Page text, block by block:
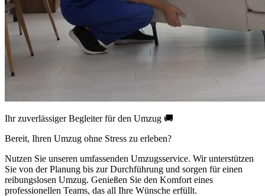
Ihr zuverlässiger Begleiter für den Umzug 🚚
Bereit, Ihren Umzug ohne Stress zu erleben?
Nutzen Sie unseren umfassenden Umzugsservice. Wir unterstützen
Sie von der Planung bis zur Durchführung und sorgen für einen
reibungslosen Umzug. Genießen Sie den Komfort eines
professionellen Teams, das all Ihre Wünsche erfüllt.